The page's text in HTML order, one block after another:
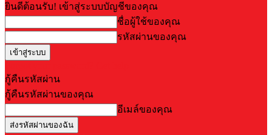
ยินดีต้อนรับ! เข้าสู่ระบบบัญชีของคุณ
ชื่อผู้ใช้ของคุณ
รหัสผ่านของคุณ
กู้คืนรหัสผ่าน
กู้คืนรหัสผ่านของคุณ
อีเมล์ของคุณ